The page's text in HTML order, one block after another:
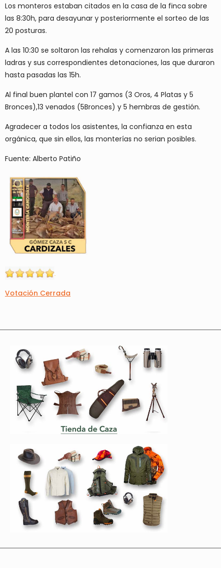
Los monteros estaban citados en la casa de la finca sobre
las 8:30h, para desayunar y posteriormente el sorteo de las
20 posturas.
A las 10:30 se soltaron las rehalas y comenzaron las primeras
ladras y sus correspondientes detonaciones, las que duraron
hasta pasadas las 15h.
Al final buen plantel con 17 gamos (3 Oros, 4 Platas y 5
Bronces),13 venados (5Bronces) y 5 hembras de gestión.
Agradecer a todos los asistentes, la confianza en esta
orgánica, que sin ellos, las monterías no serian posibles.
Fuente: Alberto Patiño
Votación Cerrada